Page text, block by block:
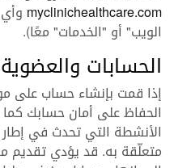
myclinichealthcare.com
الويب" أو "الخدمات" معًا).
الحسابات والعضوية
إذا قمت بإنشاء حساب على
الحفاظ على أمان حسابك
الأنشطة التي تحدث في
متعلّقة به. قد يؤدي تقديم